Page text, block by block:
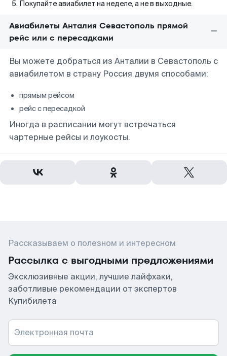
Покупайте авиабилет на неделе, а не в выходные.
Авиабилеты Анталия Севастополь прямой
рейс или с пересадками
Вы можете добраться из Анталии в Севастополь с
авиабилетом в страну Россия двумя способами:
прямым рейсом
рейс с пересадкой
Иногда в расписании могут встречаться
чартерные рейсы и лоукосты.
Рассказываем о полезном и интересном
Рассылка с выгодными предложениями
Эксклюзивные акции, лучшие лайфхаки,
заботливые рекомендации от экспертов
Купибилета
Электронная почта